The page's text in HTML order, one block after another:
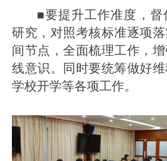
■要提升工作准度，督
研究，对照考核标准逐项
间节点，全面梳理工作，
线意识。同时要统筹做好维
学校开学等各项工作。